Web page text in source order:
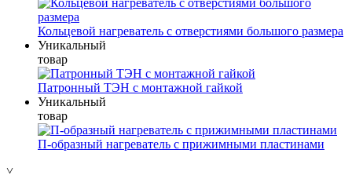
Кольцевой нагреватель с отверстиями большого размера
Уникальный
товар
Патронный ТЭН с монтажной гайкой
Уникальный
товар
П-образный нагреватель с прижимными пластинами
˅